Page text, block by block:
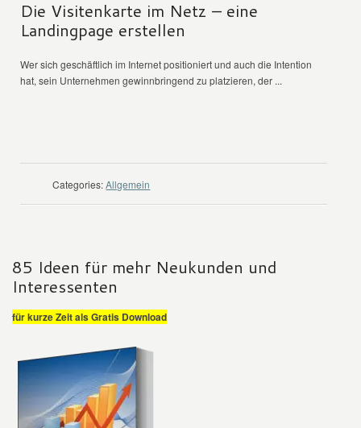
Die Visitenkarte im Netz – eine
Landingpage erstellen
Wer sich geschäftlich im Internet positioniert und auch die Intention
hat, sein Unternehmen gewinnbringend zu platzieren, der ...
Categories: Allgemein
85 Ideen für mehr Neukunden und
Interessenten
für kurze Zeit als Gratis Download